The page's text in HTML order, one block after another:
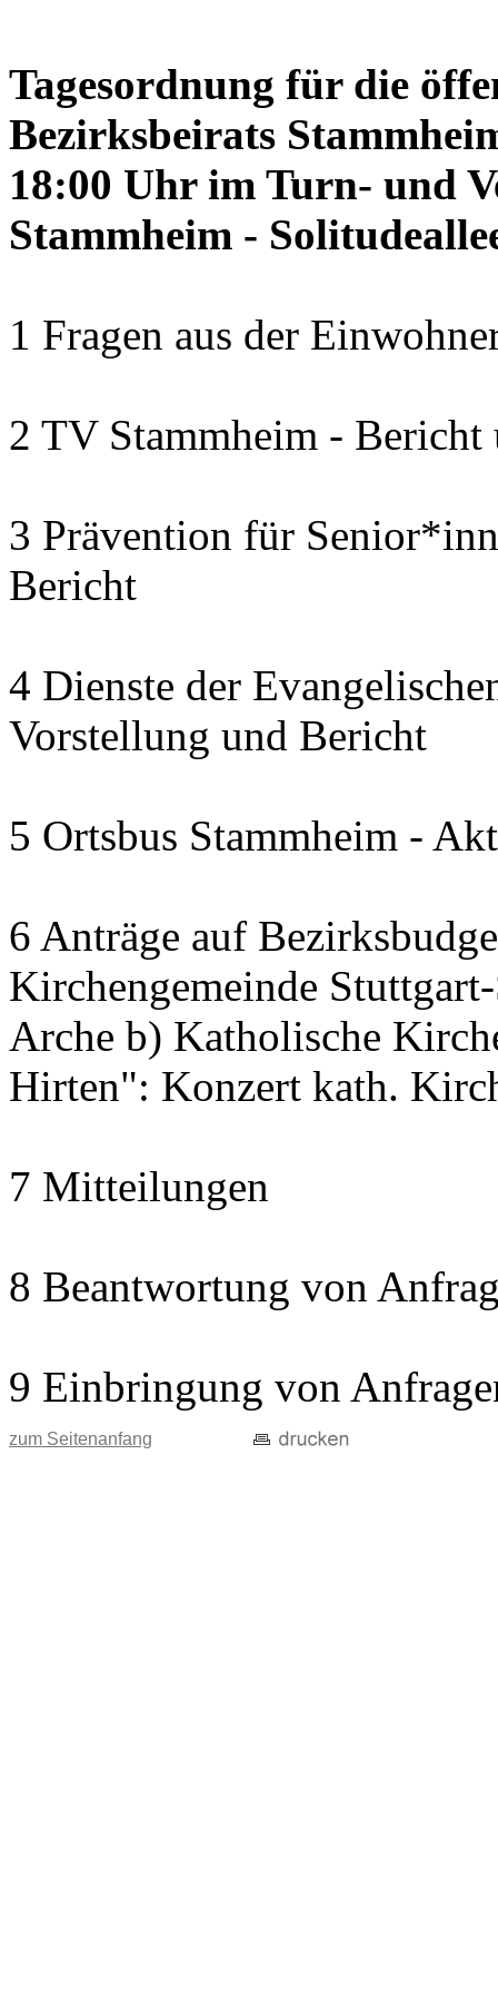
Tagesordnung für die
Bezirksbeirats
18:00 Uhr im Turn- und
Stammheim -
1 Fragen aus der
2 TV Stammheim - Bericht
3 Prävention für
Bericht
4 Dienste der
Vorstellung und Bericht
5 Ortsbus Stammheim -
6 Anträge auf
Kirchengemeinde
Arche b) Katholische
Hirten": Konzert kath.
7 Mitteilungen
8 Beantwortung von
9 Einbringung von
zum Seitenanfang